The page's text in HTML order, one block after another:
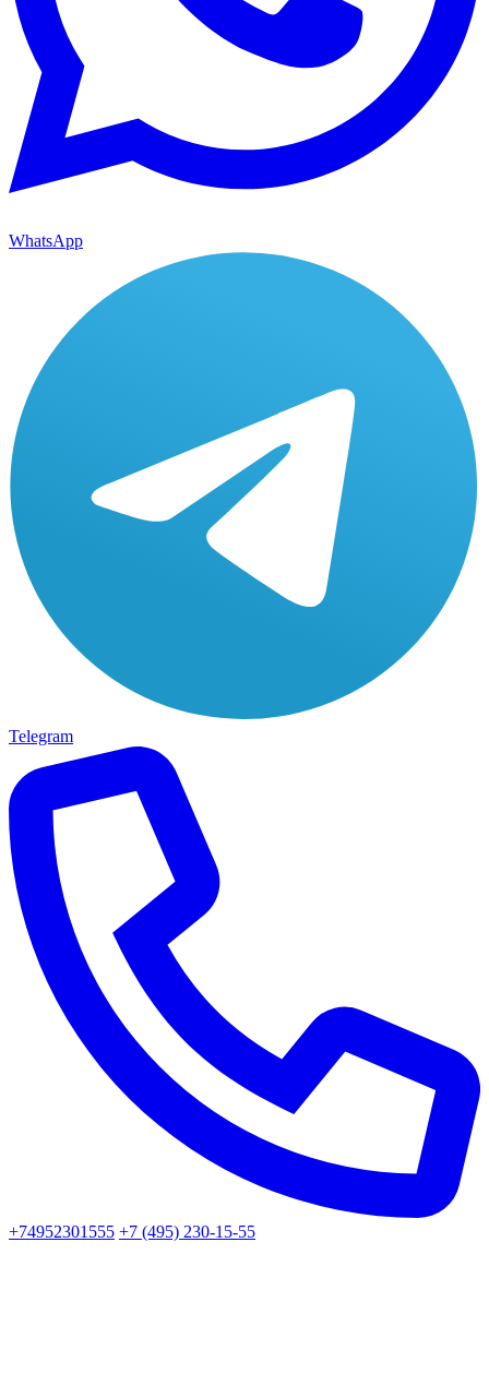
WhatsApp
Telegram
+74952301555 +7 (495) 230-15-55